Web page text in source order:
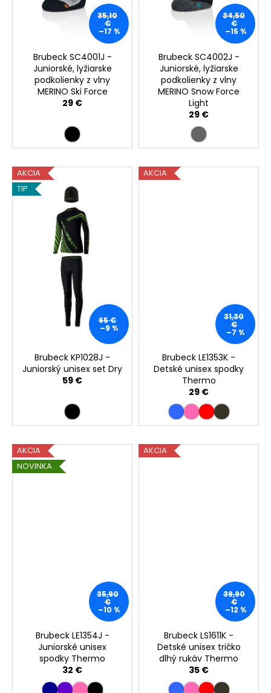
35,10
€
–17 %
Brubeck SC4001J -
Juniorské, lyžiarske
podkolienky z vlny
MERINO Ski Force
29 €
34,50
€
–15 %
Brubeck SC4002J -
Juniorské, lyžiarske
podkolienky z vlny
MERINO Snow Force
Light
29 €
AKCIA
TIP
65 €
–9 %
Brubeck KP1028J -
Juniorský unisex set Dry
59 €
AKCIA
31,30
€
–7 %
Brubeck LE1353K -
Detské unisex spodky
Thermo
29 €
AKCIA
NOVINKA
35,90
€
–10 %
Brubeck LE1354J -
Juniorské unisex
spodky Thermo
32 €
AKCIA
39,90
€
–12 %
Brubeck LS1611K -
Detské unisex tričko
dlhý rukáv Thermo
35 €